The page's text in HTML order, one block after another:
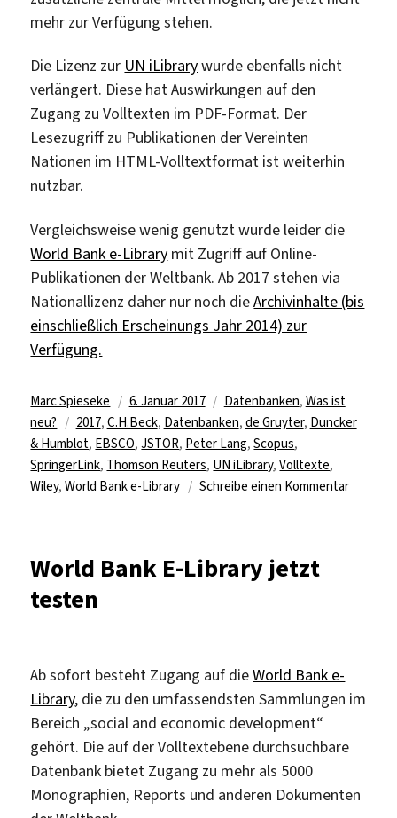
mehr zur Verfügung stehen.
Die Lizenz zur UN iLibrarywurde ebenfalls nicht
verlängert. Diese hat Auswirkungen auf den
Zugang zu Volltexten im PDF-Format. Der
Lesezugriff zu Publikationen der Vereinten
Nationen im HTML-Volltextformat ist weiterhin
nutzbar.
Vergleichsweise wenig genutzt wurde leider die
World Bank e-Library mit Zugriff auf Online-
Publikationen der Weltbank. Ab 2017 stehen via
Nationallizenz daher nur noch dieArchivinhalte (bis
einschließlich Erscheinungs Jahr 2014) zur
Verfügung.
Autor
Marc Spieseke
Veröffentlicht
am
6. Januar 2017 Kategorien
Datenbanken, Was ist
neu?
Schlagwörter
2017, C.H.Beck, Datenbanken, de Gruyter, Duncker
& Humblot, EBSCO,JSTOR, Peter Lang,Scopus,
SpringerLink, Thomson Reuters, UN iLibrary,Volltexte,
Wiley,World Bank e-Library Schreibe einen Kommentarzu
Zugang
World Bank E-Library jetzt
testen
Ab sofort besteht Zugang auf dieWorld Bank e-
Library, die zu den umfassendsten Sammlungen im
Bereich „social and economic development“
gehört. Die auf der Volltextebene durchsuchbare
Datenbank bietet Zugang zu mehr als 5000
Monographien, Reports und anderen Dokumenten